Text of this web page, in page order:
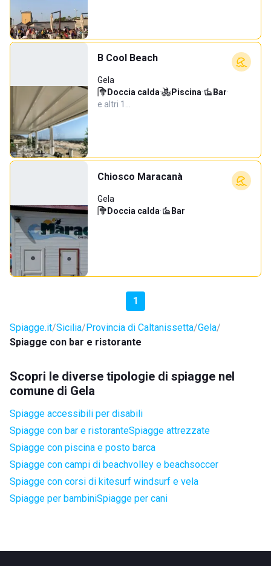
B Cool Beach
Gela
Doccia calda· Piscina· Bar·
e altri 1…
Chiosco Maracanà
Gela
Doccia calda· Bar
1
Spiagge.it Sicilia Provincia di Caltanissetta Gela
Spiagge con bar e ristorante
Scopri le diverse tipologie di spiagge nel
comune di Gela
Spiagge accessibili per disabili
Spiagge con bar e ristoranteSpiagge attrezzate
Spiagge con piscina e posto barca
Spiagge con campi di beachvolley e beachsoccer
Spiagge con corsi di kitesurf windsurf e vela
Spiagge per bambiniSpiagge per cani